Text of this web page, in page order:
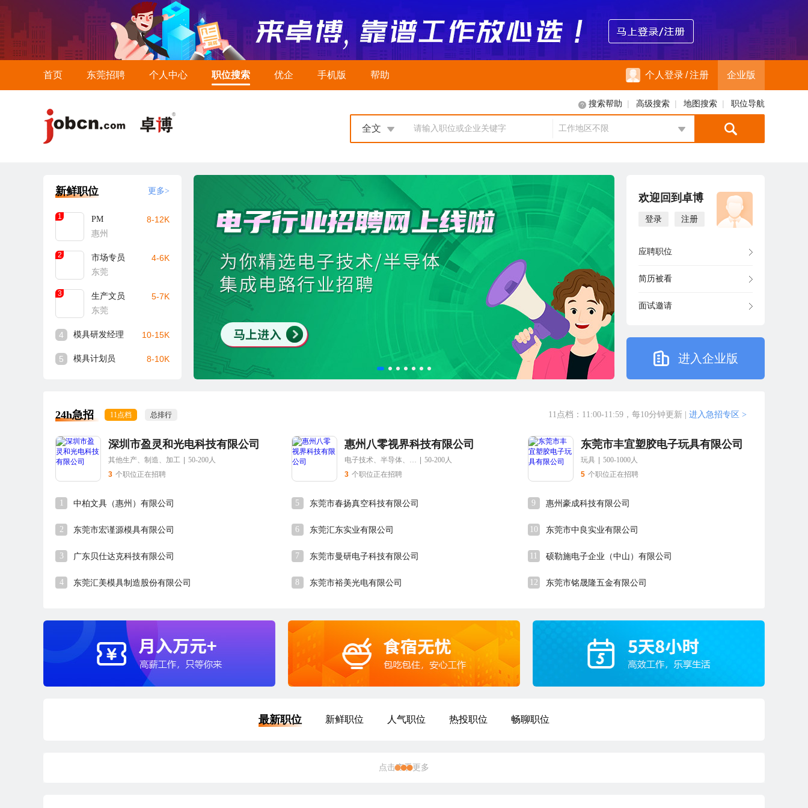
首页 东莞招聘 个人中心 职位搜索 优企 手机版 帮助 个人登录/注册 企业版
搜索帮助 | 高级搜索 | 地图搜索 | 职位导航
请输入职位或企业关键字
全文 工作地区不限
新鲜职位 更多>
1
PM
惠州
8-12K
2
市场专员
东莞
4-6K
3
生产文员
东莞
5-7K
4 模具研发经理 10-15K
5 模具计划员 8-10K
欢迎回到卓博
登录 注册
应聘职位
简历被看
面试邀请
进入企业版
24h急招 11点档 总排行 11点档：11:00-11:59，每10分钟更新 进入急招专区 >
深圳市盈灵和光电科技有限公司
其他生产、制造、加工
50-200人
3 个职位正在招聘
惠州八零视界科技有限公司
电子技术、半导体、集成电路
50-200人
3 个职位正在招聘
东莞市丰宜塑胶电子玩具有限公司
玩具
500-1000人
5 个职位正在招聘
1 中柏文具（惠州）有限公司
2 东莞市宏谨源模具有限公司
3 广东贝仕达克科技有限公司
4 东莞汇美模具制造股份有限公司
5 东莞市春扬真空科技有限公司
6 东莞汇东实业有限公司
7 东莞市曼研电子科技有限公司
8 东莞市裕美光电有限公司
9 惠州豪成科技有限公司
10 东莞市中良实业有限公司
11 硕勒施电子企业（中山）有限公司
12 东莞市铭晟隆五金有限公司
最新职位 新鲜职位 人气职位 热投职位 畅聊职位